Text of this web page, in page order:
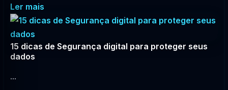
Ler mais
15 dicas de Segurança digital para proteger seus
dados
...